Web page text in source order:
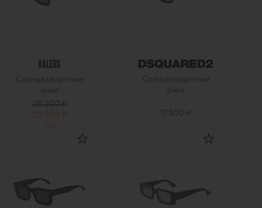
Солнцезащитные
очки
26 200 ₽
20 950 ₽
20 %
Солнцезащитные
очки
17 500 ₽